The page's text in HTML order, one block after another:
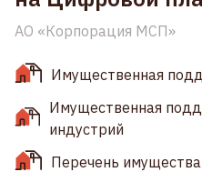
АО «Корпорация МСП»
Имущественная
Имущественная
индустрий
Перечень имущества